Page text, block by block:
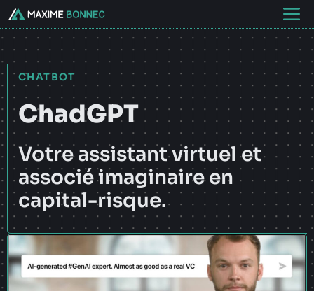
Aller
au
contenu
CHATBOT
ChadGPT
Votre assistant virtuel et
associé imaginaire en
capital-risque.